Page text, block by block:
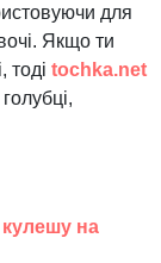
для
Якщо ти
тоді tochka.net
на